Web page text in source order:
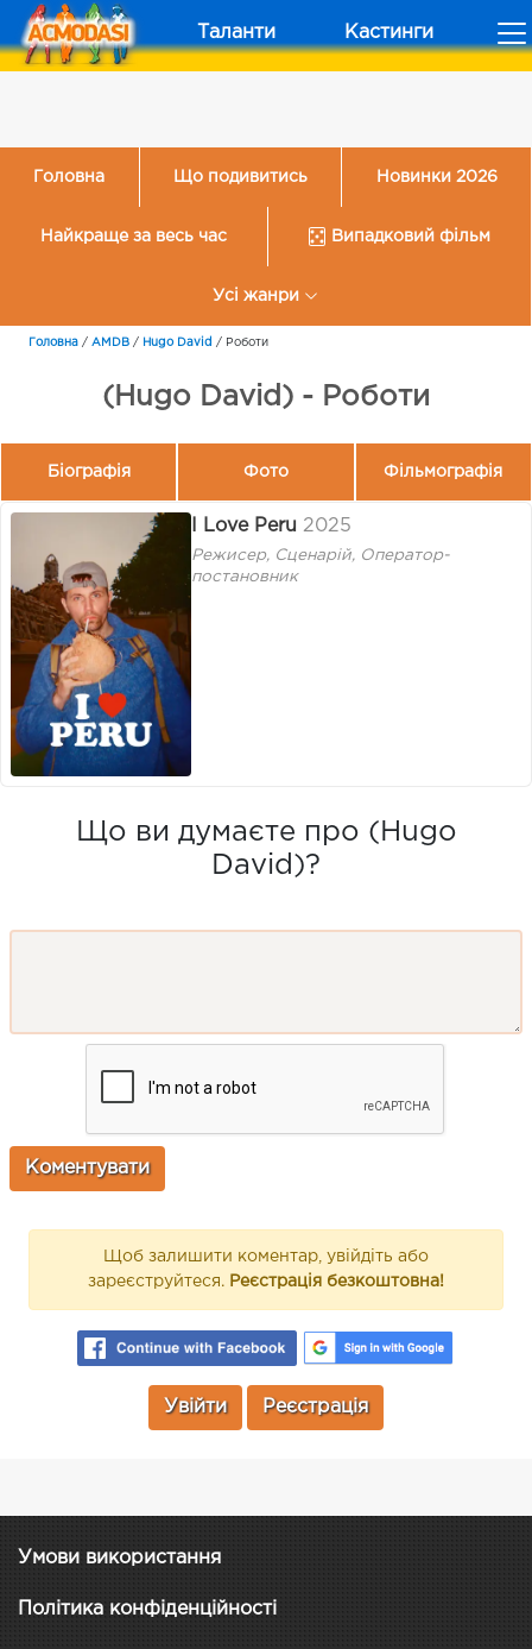
Таланти Кастинги
Головна Що подивитись Новинки 2026
Найкраще за весь час Випадковий фільм
Усі жанри
Головна / AMDB / Hugo David / Роботи
(Hugo David) - Роботи
Біографія Фото Фільмографія
I Love Peru 2025
Режисер, Сценарій, Оператор-
постановник
Що ви думаєте про (Hugo
David)?
Щоб залишити коментар, увійдіть або
зареєструйтеся. Реєстрація безкоштовна!
Увійти Реєстрація
Умови використання
Політика конфіденційності